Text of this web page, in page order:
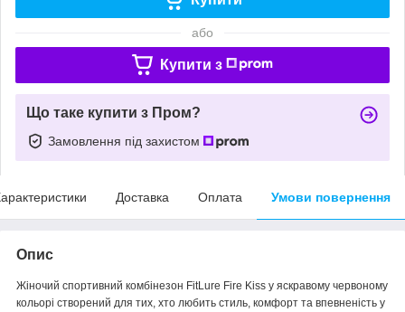
або
Купити з
Що таке купити з Пром?
Замовлення під захистом
Доставка Оплата Умови повернення
Опис
Жіночий спортивний комбінезон FitLure Fire Kiss у яскравому червоному
кольорі створений для тих, хто любить стиль, комфорт та впевненість у